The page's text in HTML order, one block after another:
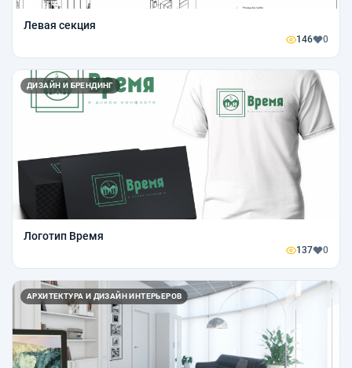
Левая секция
146 0
ДИЗАЙН И БРЕНДИНГ
Логотип Время
137 0
АРХИТЕКТУРА И ДИЗАЙН ИНТЕРЬЕРОВ